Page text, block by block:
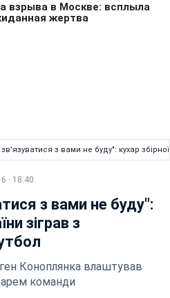
з вами не буду": кухар
· 18:40
з вами не буду":
зіграв з
Коноплянка влаштував
команди